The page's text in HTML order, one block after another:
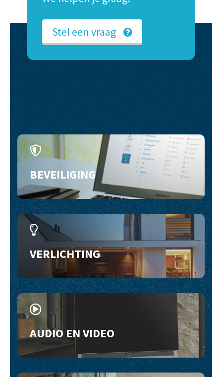
Stel een vraag
BEVEILIGING
VERLICHTING
AUDIO EN VIDEO